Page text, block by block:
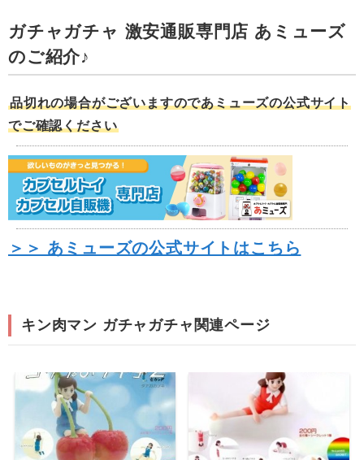
ガチャガチャ 激安通販専門店 あミューズ
のご紹介♪
品切れの場合がございますのであミューズの公式サイト
でご確認ください
＞＞ あミューズの公式サイトはこちら
キン肉マン ガチャガチャ関連ページ